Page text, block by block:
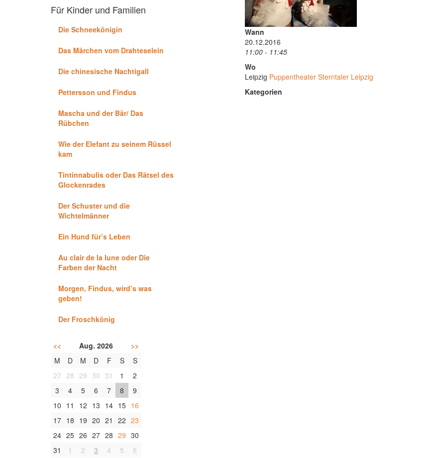
Für Kinder und Familien
Die Schneekönigin
Das Märchen vom Drahteselein
Die chinesische Nachtigall
Pettersson und Findus
Mascha und der Bär/ Das
Rübchen
Wie der Elefant zu seinem Rüssel
kam
Tintinnabulis oder Das Rätsel des
Glockenrades
Der Schuster und die
Wichtelmänner
Ein Hund für’s Leben
Au clair de la lune oder Die
Farben der Nacht
Morgen, Findus, wird’s was
geben!
Der Froschkönig
<< Aug. 2026
>>
M
D M D F S
S
27 28 29 30 31 1
2
3
4 5 6 7 8
9
10 11 12 13 14 15 16
17 18 19 20 21 22 23
24 25 26 27 28 29 30
31
1 2 3 4 5 6
Wann
20.12.2016
11:00 - 11:45
Wo
Leipzig Puppentheater Sterntaler Leipzig
Kategorien